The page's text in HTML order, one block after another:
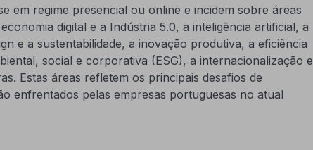
em regime presencial ou online e incidem sobre áreas
digital e a Indústria 5.0, a inteligência artificial, a
e a sustentabilidade, a inovação produtiva, a eficiência
social e corporativa (ESG), a internacionalização e
Estas áreas refletem os principais desafios de
enfrentados pelas empresas portuguesas no atual